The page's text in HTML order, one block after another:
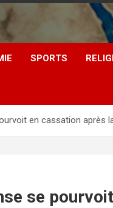
SPORTS
en cassation après
se